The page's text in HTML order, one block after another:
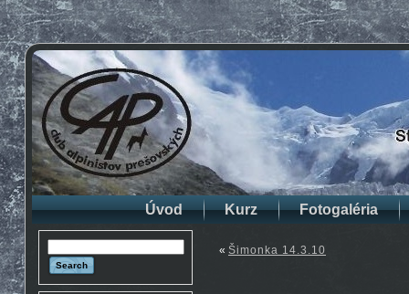
Úvod Kurz Fotogaléria
« Šimonka 14.3.10